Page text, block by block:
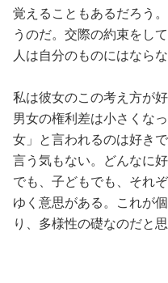
覚えることもあるだろう
うのだ。交際の約束をし
人は自分のものにはなら
私は彼女のこの考え方が
男女の権利差は小さくな
女」と言われるのは好き
言う気もない。どんなに
でも、子どもでも、それ
ゆく意思がある。これが
り、多様性の礎なのだと思